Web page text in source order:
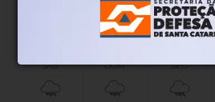
Chance de chuva
06h52
Nascer do sol
SÁB DOM SEG